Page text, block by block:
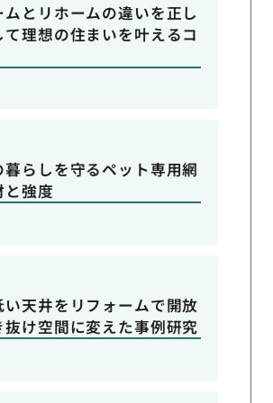
ムとリホームの違いを正し
て理想の住まいを叶えるコ
暮らしを守るペット専用網
と強度
い天井をリフォームで開放
抜け空間に変えた事例研究